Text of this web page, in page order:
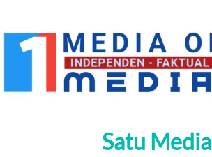
content
Satu Media